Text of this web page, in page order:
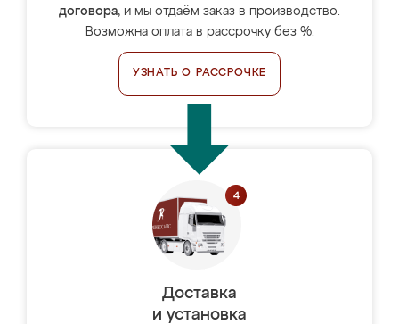
договора, и мы отдаём заказ в производство.
Возможна оплата в рассрочку без %.
УЗНАТЬ О РАССРОЧКЕ
Доставка
и установка